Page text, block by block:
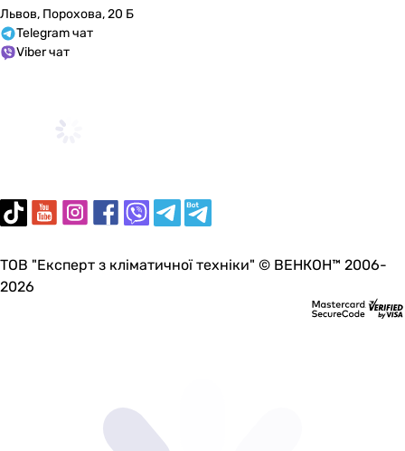
Львов, Порохова, 20 Б
Telegram чат
Viber чат
ТОВ "Експерт з кліматичної техніки" © ВЕНКОН™ 2006-
2026